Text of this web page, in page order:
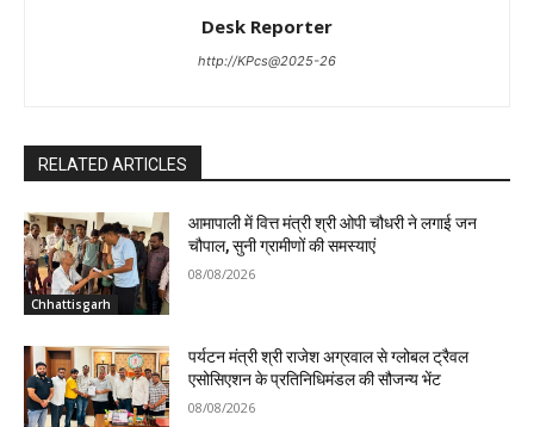
Desk Reporter
http://KPcs@2025-26
RELATED ARTICLES
Chhattisgarh
आमापाली में वित्त मंत्री श्री ओपी चौधरी ने लगाई जन
चौपाल, सुनी ग्रामीणों की समस्याएं
08/08/2026
पर्यटन मंत्री श्री राजेश अग्रवाल से ग्लोबल ट्रैवल
एसोसिएशन के प्रतिनिधिमंडल की सौजन्य भेंट
08/08/2026